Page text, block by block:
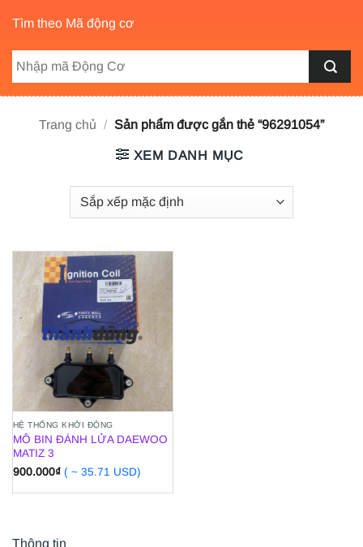
Tìm theo Mã động cơ
Trang chủ / Sản phẩm được gắn thẻ “96291054”
XEM DANH MỤC
HỆ THỐNG KHỞI ĐỘNG
MÔ BIN ĐÁNH LỬA DAEWOO
MATIZ 3
900.000₫ ( ~ 35.71 USD)
Thông tin